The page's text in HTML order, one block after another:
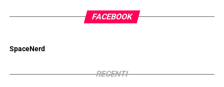
FACEBOOK
SpaceNerd
RECENTI